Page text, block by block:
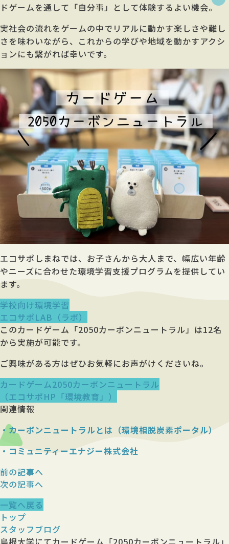
ドゲームを通して「自分事」として体験するよい機会。
実社会の流れをゲームの中でリアルに動かす楽しさや難し
さを味わいながら、これからの学びや地域を動かすアクシ
ョンにも繋がれば幸いです。
エコサポしまねでは、お子さんから大人まで、幅広い年齢
やニーズに合わせた環境学習支援プログラムを提供してい
ます。
学校向け環境学習
エコサポLAB（ラボ）
このカードゲーム「2050カーボンニュートラル」は12名
から実施が可能です。
ご興味がある方はぜひお気軽にお声がけくださいね。
カードゲーム2050カーボンニュートラル
（エコサポHP「環境教育」）
関連情報
・カーボンニュートラルとは（環境相脱炭素ポータル）
・コミュニティーエナジー株式会社
前の記事へ
次の記事へ
一覧へ戻る
トップ
スタッフブログ
島根大学にてカードゲーム「2050カーボンニュートラル」